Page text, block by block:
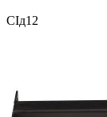
СІд12